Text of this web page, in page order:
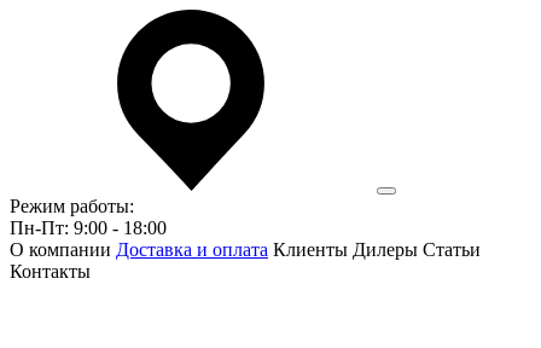
Режим работы:
Пн-Пт: 9:00 - 18:00
О компании Доставка и оплата Клиенты Дилеры Статьи
Контакты